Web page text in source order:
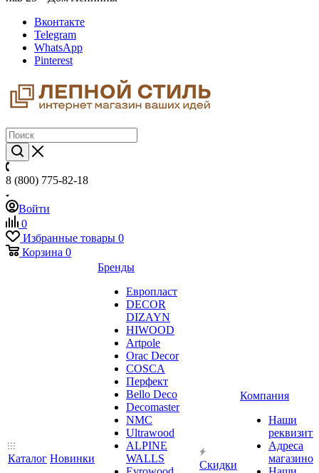
Вконтакте
Telegram
WhatsApp
Pinterest
8 (800) 775-82-18
Войти
0
Избранные товары 0
Корзина 0
Каталог Новинки
Бренды
Европласт
DECOR
DIZAYN
HIWOOD
Artpole
Orac Decor
COSCA
Перфект
Bello Deco
Decomaster
NMС
Ultrawood
ALPINE
WALLS
Скидки
Компания
Наши
Адреса
магазинов